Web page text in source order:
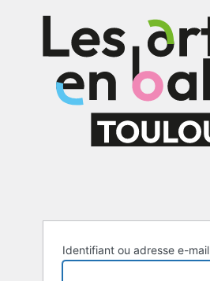
connecter
Identifiant ou adresse e-mail